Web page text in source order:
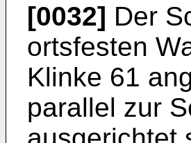
[0032] Der
ortsfesten
Klinke 61
parallel zur